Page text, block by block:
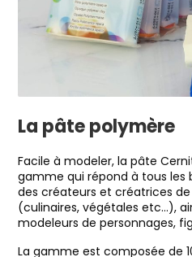
La pâte polymère
Facile à modeler, la pâte
gamme qui répond à tous les
des créateurs et créatrices
(culinaires, végétales etc…),
modeleurs de personnages,
La gamme est composée de